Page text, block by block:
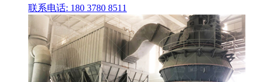
联系电话: 180 3780 8511